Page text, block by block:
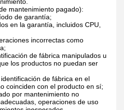
mantenimiento pagado):
de garantía;
en la garantía, incluidos CPU,
incorrectas como
de fábrica manipulados u
los productos no puedan ser
de fábrica en el
coinciden con el producto en sí;
por mantenimiento no
operaciones de uso